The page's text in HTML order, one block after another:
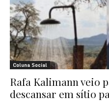
Coluna Social
Rafa Kalimann veio
descansar em sítio